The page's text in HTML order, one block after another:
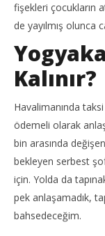
fişekleri çocukların
de yayılmış olunca
Kalınır?
Havalimanında
ödemeli olarak
bin arasında
bekleyen serbest
için. Yolda da
pek anlaşamadık,
bahsedeceğim.